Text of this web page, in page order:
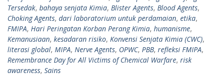
Tersedak, bahaya senjata Kimia, Blister Agents, Blood Agents,
Choking Agents, dari laboratorium untuk perdamaian, etika,
FMIPA, Hari Peringatan Korban Perang Kimia, humanisme,
Kemanusiaan, kesadaran risiko, Konvensi Senjata Kimia (CWC),
literasi global, MIPA, Nerve Agents, OPWC, PBB, refleksi FMIPA,
Remembrance Day for All Victims of Chemical Warfare, risk
awareness, Sains